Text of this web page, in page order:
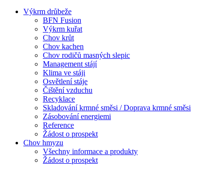
Výkrm drůbeže
BFN Fusion
Výkrm kuřat
Chov krůt
Chov kachen
Chov rodičů masných slepic
Management stájí
Klima ve stáji
Osvětlení stáje
Čištění vzduchu
Recyklace
Skladování krmné směsi / Doprava krmné směsi
Zásobování energiemi
Reference
Žádost o prospekt
Chov hmyzu
Všechny informace a produkty
Žádost o prospekt